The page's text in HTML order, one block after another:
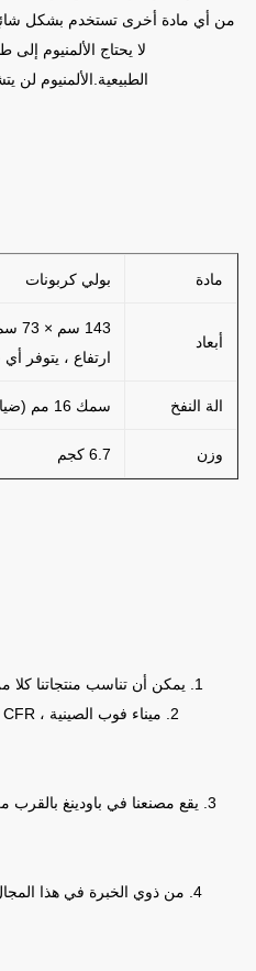
من أي مادة أخرى تستخدم بشكل شائع
لا يحتاج الألمنيوم
الطبيعية.الألمنيوم لن
مادة بولي كربونات
أبعاد
ارتفاع ، يتوفر
الة النفخ سمك 16 مم (ضياء) الصلب: 0.3 ~ 0.4 مم
وزن 6.7 كجم
1. يمكن أن تناسب منتجاتنا كلا من المناطق الساخنة والباردة لتقنيتنا.
3. يقع مصنعنا في باودينغ